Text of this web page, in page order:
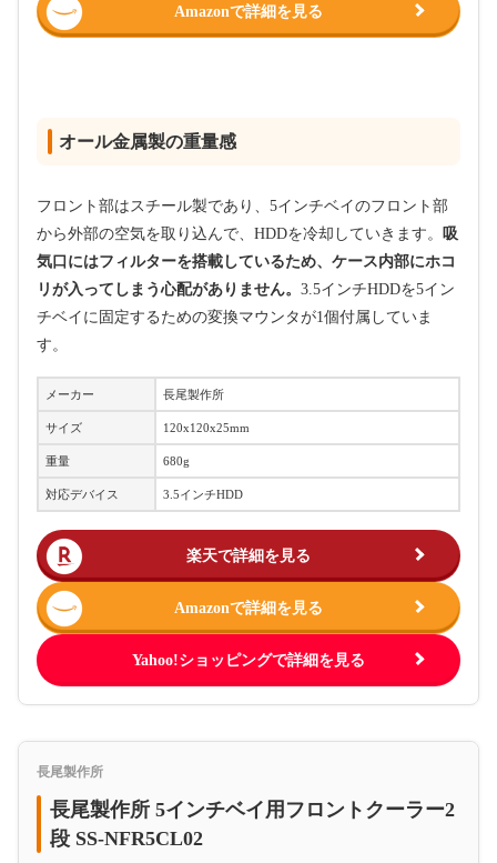
Amazonで詳細を見る
オール金属製の重量感
フロント部はスチール製であり、5インチベイのフロント部
から外部の空気を取り込んで、HDDを冷却していきます。 吸
気口にはフィルターを搭載しているため、ケース内部にホコ
リが入ってしまう心配がありません。 3.5インチHDDを5イン
チベイに固定するための変換マウンタが1個付属していま
す。
メーカー 長尾製作所
サイズ 120x120x25mm
重量 680g
対応デバイス 3.5インチHDD
楽天で詳細を見る
Amazonで詳細を見る
Yahoo!ショッピングで詳細を見る
長尾製作所
長尾製作所 5インチベイ用フロントクーラー2
段 SS-NFR5CL02